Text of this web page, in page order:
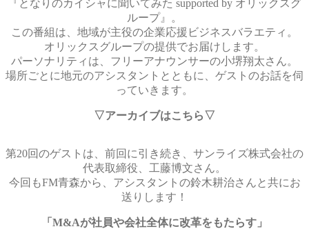
『となりのカイシャに聞いてみた supported by オリックスグ
ループ』。
この番組は、地域が主役の企業応援ビジネスバラエティ。
オリックスグループの提供でお届けします。
パーソナリティは、フリーアナウンサーの小堺翔太さん。
場所ごとに地元のアシスタントとともに、ゲストのお話を伺
っていきます。
▽アーカイブはこちら▽
第20回のゲストは、前回に引き続き、サンライズ株式会社の
代表取締役、工藤博文さん。
今回もFM青森から、アシスタントの鈴木耕治さんと共にお
送りします！
「M&Aが社員や会社全体に改革をもたらす」